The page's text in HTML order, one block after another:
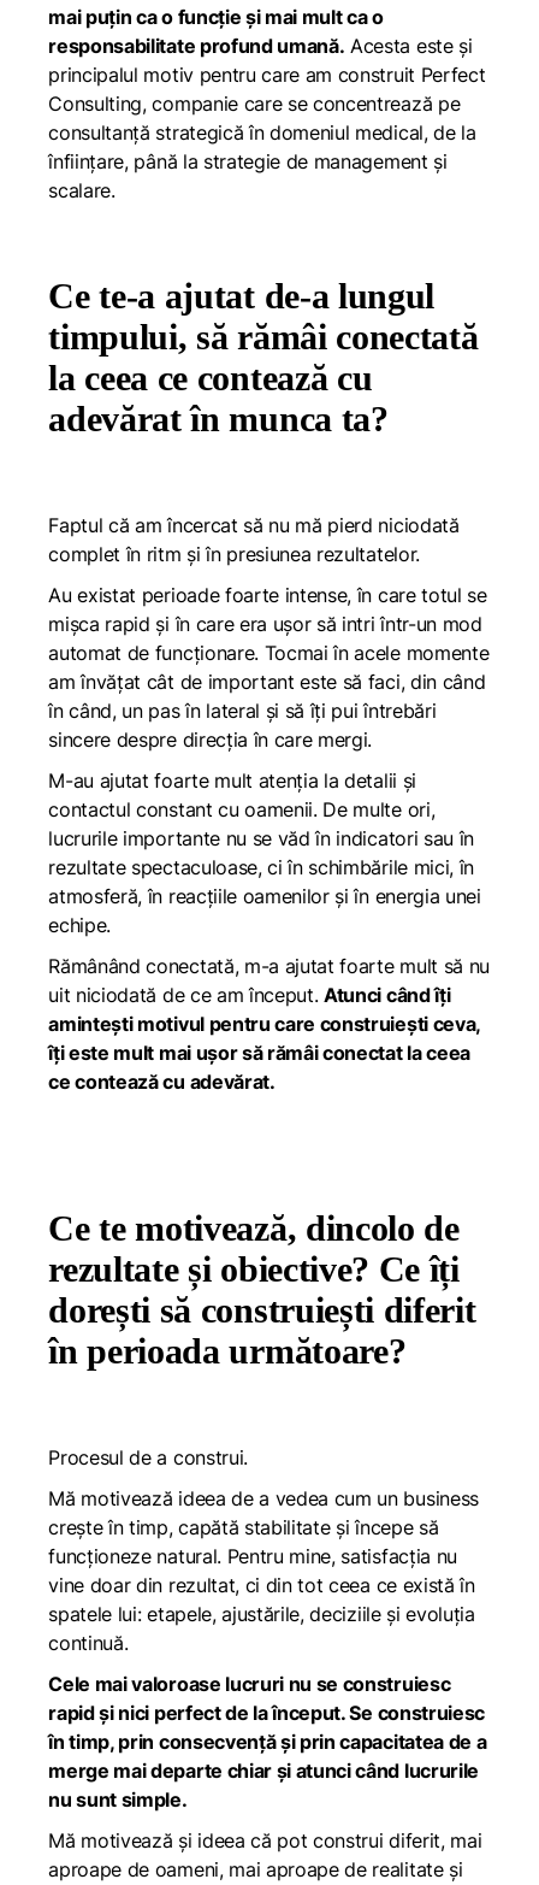
mai puțin ca o funcție și mai mult ca o
responsabilitate profund umană. Acesta este și
principalul motiv pentru care am construit Perfect
Consulting, companie care se concentrează pe
consultanță strategică în domeniul medical, de la
înființare, până la strategie de management și
scalare.
Ce te-a ajutat de-a lungul
timpului, să rămâi conectată
la ceea ce contează cu
adevărat în munca ta?
Faptul că am încercat să nu mă pierd niciodată
complet în ritm și în presiunea rezultatelor.
Au existat perioade foarte intense, în care totul se
mișca rapid și în care era ușor să intri într-un mod
automat de funcționare. Tocmai în acele momente
am învățat cât de important este să faci, din când
în când, un pas în lateral și să îți pui întrebări
sincere despre direcția în care mergi.
M-au ajutat foarte mult atenția la detalii și
contactul constant cu oamenii. De multe ori,
lucrurile importante nu se văd în indicatori sau în
rezultate spectaculoase, ci în schimbările mici, în
atmosferă, în reacțiile oamenilor și în energia unei
echipe.
Rămânând conectată, m-a ajutat foarte mult să nu
uit niciodată de ce am început.Atunci când îți
amintești motivul pentru care construiești ceva,
îți este mult mai ușor să rămâi conectat la ceea
ce contează cu adevărat.
Ce te motivează, dincolo de
rezultate și obiective? Ce îți
dorești să construiești diferit
în perioada următoare?
Procesul de a construi.
Mă motivează ideea de a vedea cum un business
crește în timp, capătă stabilitate și începe să
funcționeze natural. Pentru mine, satisfacția nu
vine doar din rezultat, ci din tot ceea ce există în
spatele lui: etapele, ajustările, deciziile și evoluția
continuă.
Cele mai valoroase lucruri nu se construiesc
rapid și nici perfect de la început. Se construiesc
în timp, prin consecvență și prin capacitatea de a
merge mai departe chiar și atunci când lucrurile
nu sunt simple.
Mă motivează și ideea că pot construi diferit, mai
aproape de oameni, mai aproape de realitate și